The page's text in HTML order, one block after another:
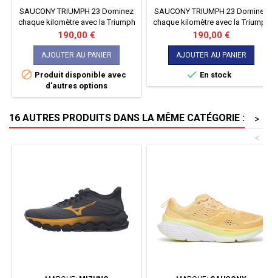
SAUCONY TRIUMPH 23 Dominez
chaque kilomètre avec la Triumph
23 de Saucony. Conçue pour les
coureurs exigeants, cette
chaussure allie un amorti
exceptionnel et une réactivité
sans pareil. Laissez-vous porter
par un confort incomparable et
une performance inégalée à
Prix
190,00 €
AJOUTER AU PANIER
 Produit disponible avec
d'autres options
SAUCONY TRIUMPH 23 Dominez
chaque kilomètre avec la Triumph
23 de Saucony. Conçue pour les
coureurs exigeants, cette
chaussure allie un amorti
exceptionnel et une réactivité
sans pareil. Laissez-vous porter
par un confort incomparable et
Prix
190,00 €
AJOUTER AU PANIER
 En stock
16 AUTRES PRODUITS DANS LA MÊME CATÉGORIE :
>
<